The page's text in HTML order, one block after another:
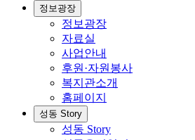
정보광장
정보광장
자료실
사업안내
후원·자원봉사
복지관소개
홈페이지
성동 Story
성동 Story